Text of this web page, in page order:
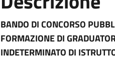
BANDO DI CONCORSO
FORMAZIONE DI
INDETERMINATO DI